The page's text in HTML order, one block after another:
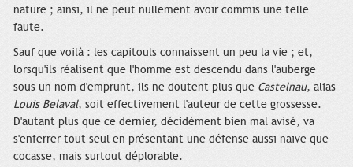
nature ; ainsi, il ne peut nullement avoir commis une telle
faute.
Sauf que voilà : les capitouls connaissent un peu la vie ; et,
lorsqu'ils réalisent que l'homme est descendu dans l'auberge
sous un nom d'emprunt, ils ne doutent plus que Castelnau, alias
Louis Belaval, soit effectivement l'auteur de cette grossesse.
D'autant plus que ce dernier, décidément bien mal avisé, va
s'enferrer tout seul en présentant une défense aussi naïve que
cocasse, mais surtout déplorable.